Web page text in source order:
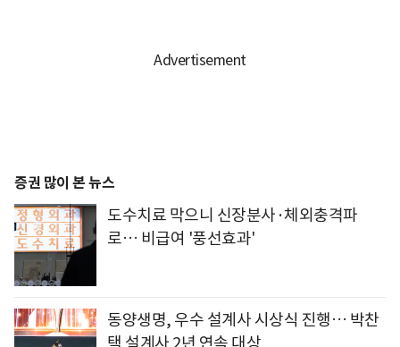
증권 많이 본 뉴스
도수치료 막으니 신장분사·체외충격파
로… 비급여 '풍선효과'
동양생명, 우수 설계사 시상식 진행… 박찬